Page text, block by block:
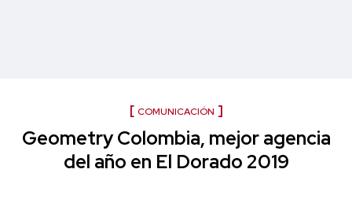
COMUNICACIÓN
Geometry Colombia, mejor agencia
del año en El Dorado 2019